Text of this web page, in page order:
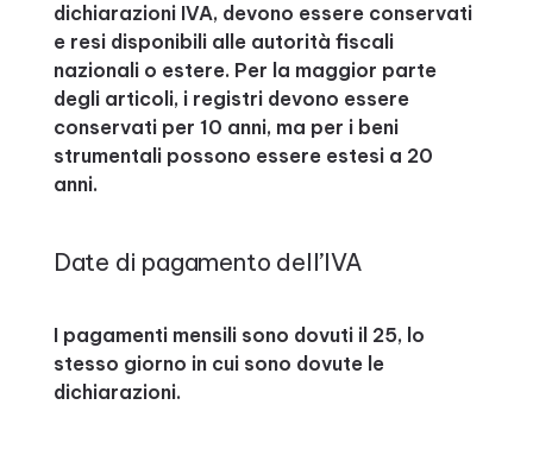
dichiarazioni IVA, devono essere conservati
e resi disponibili alle autorità fiscali
nazionali o estere. Per la maggior parte
degli articoli, i registri devono essere
conservati per 10 anni, ma per i beni
strumentali possono essere estesi a 20
anni.
Date di pagamento dell’IVA
I pagamenti mensili sono dovuti il ​​25, lo
stesso giorno in cui sono dovute le
dichiarazioni.